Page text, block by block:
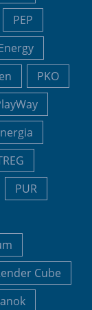
PEP
PKO
PUR
Cube